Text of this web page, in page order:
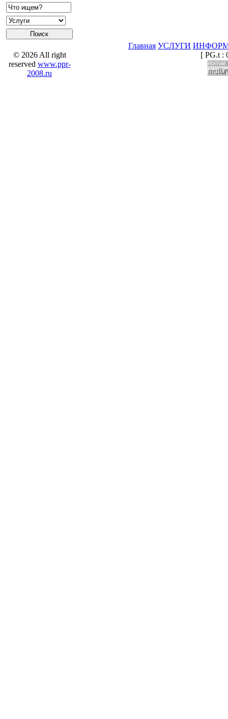
Главная УСЛУГИ
© 2026 All right
reserved www.ppr-
2008.ru
[ PG.t :